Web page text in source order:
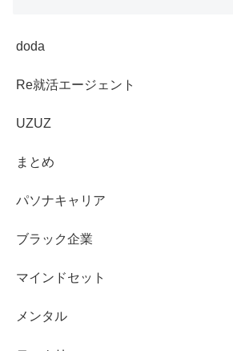
doda
Re就活エージェント
UZUZ
まとめ
パソナキャリア
ブラック企業
マインドセット
メンタル